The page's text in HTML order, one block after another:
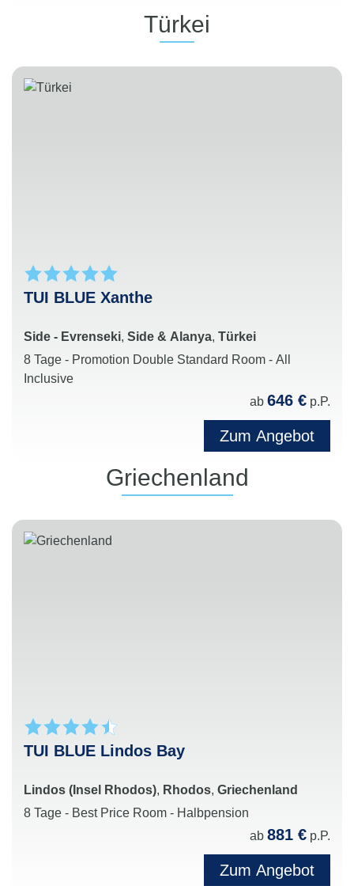
Türkei
TUI BLUE Xanthe
Side - Evrenseki, Side & Alanya, Türkei
8 Tage - Promotion Double Standard Room - All
Inclusive
ab 646 € p.P.
Zum Angebot
Griechenland
TUI BLUE Lindos Bay
Lindos (Insel Rhodos), Rhodos, Griechenland
8 Tage - Best Price Room - Halbpension
ab 881 € p.P.
Zum Angebot